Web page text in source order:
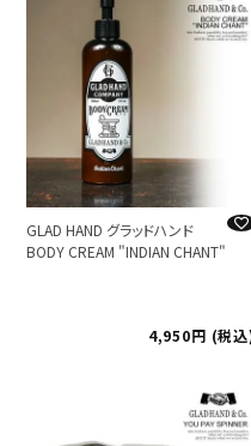
GLAD HAND グラッドハンド
BODY CREAM "INDIAN CHANT"
4,950 税込